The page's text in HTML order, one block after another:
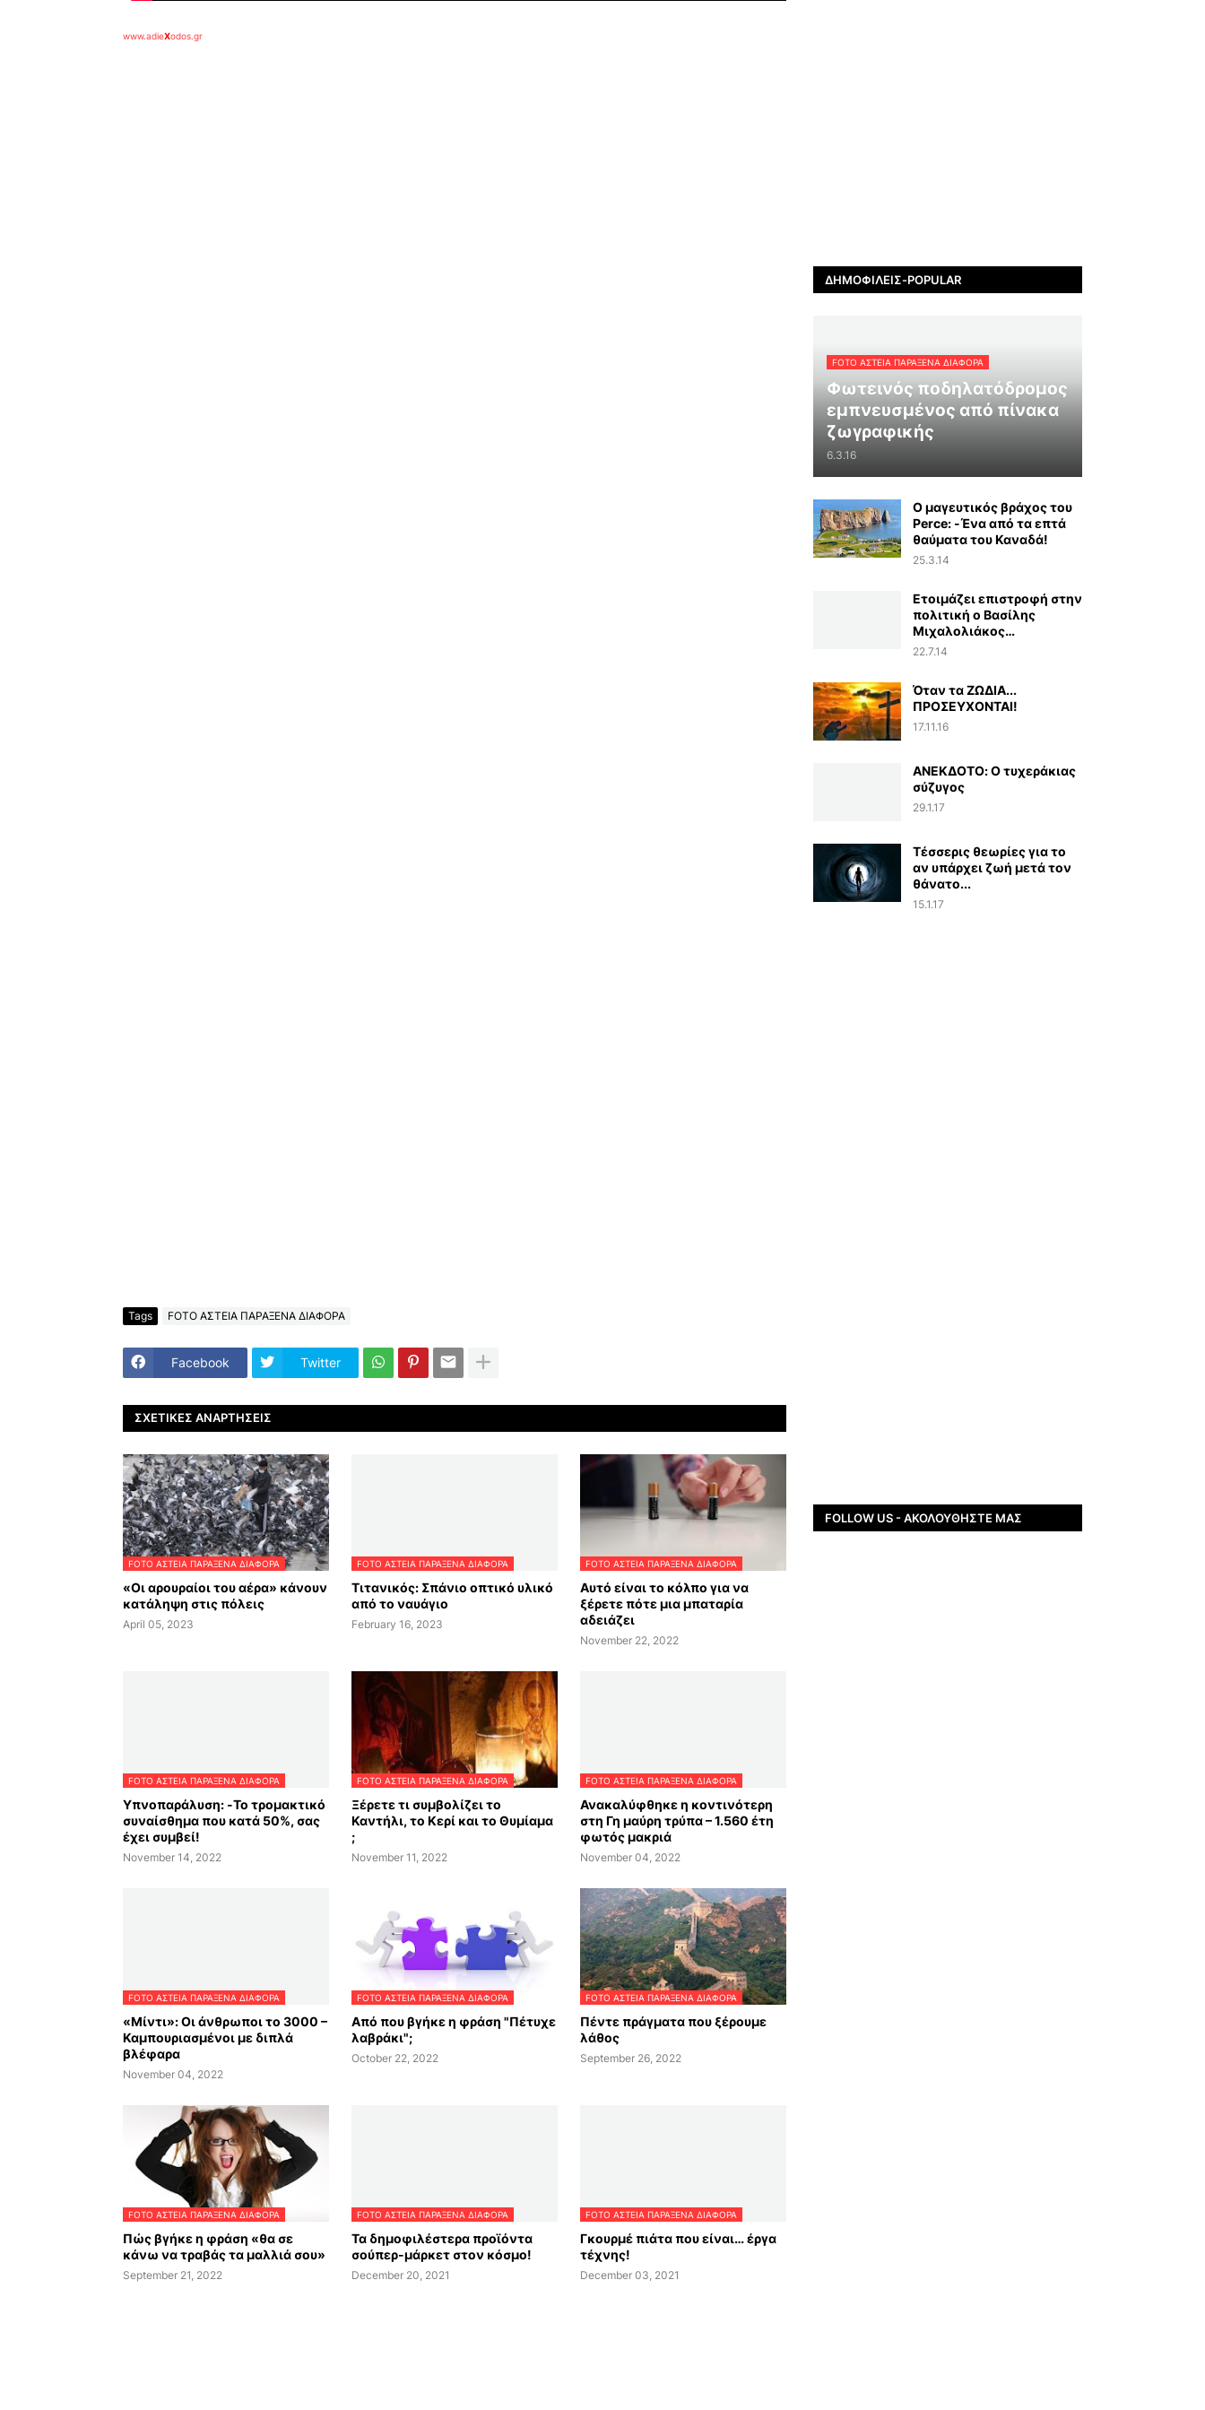
www.adieXodos.gr
Tags FOTO ΑΣΤΕΙΑ ΠΑΡΑΞΕΝΑ ΔΙΑΦΟΡΑ
Facebook Twitter
ΣΧΕΤΙΚΈΣ ΑΝΑΡΤΉΣΕΙΣ
FOTO ΑΣΤΕΙΑ ΠΑΡΑΞΕΝΑ ΔΙΑΦΟΡΑ
«Οι αρουραίοι του αέρα» κάνουν
κατάληψη στις πόλεις
April 05, 2023
FOTO ΑΣΤΕΙΑ ΠΑΡΑΞΕΝΑ ΔΙΑΦΟΡΑ
Τιτανικός: Σπάνιο οπτικό υλικό
από το ναυάγιο
February 16, 2023
FOTO ΑΣΤΕΙΑ ΠΑΡΑΞΕΝΑ ΔΙΑΦΟΡΑ
Αυτό είναι το κόλπο για να
ξέρετε πότε μια μπαταρία
αδειάζει
November 22, 2022
FOTO ΑΣΤΕΙΑ ΠΑΡΑΞΕΝΑ ΔΙΑΦΟΡΑ
Υπνοπαράλυση: -Το τρομακτικό
συναίσθημα που κατά 50%, σας
έχει συμβεί!
November 14, 2022
FOTO ΑΣΤΕΙΑ ΠΑΡΑΞΕΝΑ ΔΙΑΦΟΡΑ
Ξέρετε τι συμβολίζει το
Καντήλι, το Κερί και το Θυμίαμα
;
November 11, 2022
FOTO ΑΣΤΕΙΑ ΠΑΡΑΞΕΝΑ ΔΙΑΦΟΡΑ
Ανακαλύφθηκε η κοντινότερη
στη Γη μαύρη τρύπα – 1.560 έτη
φωτός μακριά
November 04, 2022
FOTO ΑΣΤΕΙΑ ΠΑΡΑΞΕΝΑ ΔΙΑΦΟΡΑ
«Μίντι»: Oι άνθρωποι το 3000 –
Καμπουριασμένοι με διπλά
βλέφαρα
November 04, 2022
FOTO ΑΣΤΕΙΑ ΠΑΡΑΞΕΝΑ ΔΙΑΦΟΡΑ
Από που βγήκε η φράση "Πέτυχε
λαβράκι";
October 22, 2022
FOTO ΑΣΤΕΙΑ ΠΑΡΑΞΕΝΑ ΔΙΑΦΟΡΑ
Πέντε πράγματα που ξέρουμε
λάθος
September 26, 2022
FOTO ΑΣΤΕΙΑ ΠΑΡΑΞΕΝΑ ΔΙΑΦΟΡΑ
Πώς βγήκε η φράση «θα σε
κάνω να τραβάς τα μαλλιά σου»
September 21, 2022
FOTO ΑΣΤΕΙΑ ΠΑΡΑΞΕΝΑ ΔΙΑΦΟΡΑ
Τα δημοφιλέστερα προϊόντα
σούπερ-μάρκετ στον κόσμο!
December 20, 2021
FOTO ΑΣΤΕΙΑ ΠΑΡΑΞΕΝΑ ΔΙΑΦΟΡΑ
Γκουρμέ πιάτα που είναι… έργα
τέχνης!
December 03, 2021
ΔΗΜΟΦΙΛΕΊΣ-POPULAR
FOTO ΑΣΤΕΙΑ ΠΑΡΑΞΕΝΑ ΔΙΑΦΟΡΑ
Φωτεινός ποδηλατόδρομος
εμπνευσμένος από πίνακα
ζωγραφικής
6.3.16
Ο μαγευτικός βράχος του
Perce: -Ένα από τα επτά
θαύματα του Καναδά!
25.3.14
Ετοιμάζει επιστροφή στην
πολιτική ο Βασίλης
Μιχαλολιάκος…
22.7.14
Όταν τα ΖΩΔΙΑ...
ΠΡΟΣΕΥΧΟΝΤΑΙ!
17.11.16
ΑΝΕΚΔΟΤΟ: Ο τυχεράκιας
σύζυγος
29.1.17
Τέσσερις θεωρίες για το
αν υπάρχει ζωή μετά τον
θάνατο...
15.1.17
FOLLOW US - ΑΚΟΛΟΥΘΉΣΤΕ ΜΑΣ